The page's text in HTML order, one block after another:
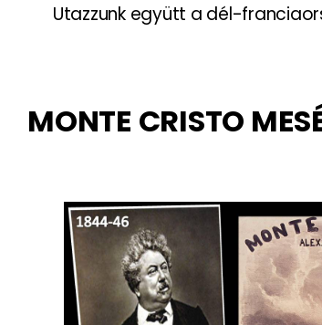
Utazzunk együtt a dél-
MONTE CRISTO